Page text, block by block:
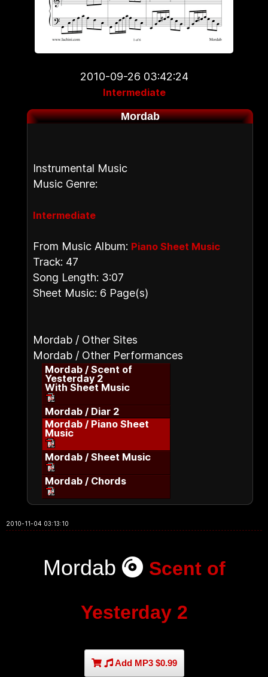
2010-09-26 03:42:24
Intermediate
Mordab
Instrumental Music
Music Genre:
Intermediate
From Music Album: Piano Sheet Music
Track: 47
Song Length: 3:07
Sheet Music: 6 Page(s)
Mordab / Other Sites
Mordab / Other Performances
Mordab / Scent of
Yesterday 2
With Sheet Music
Mordab / Diar 2
Mordab / Piano Sheet
Music
Mordab / Sheet Music
Mordab / Chords
2010-11-04 03:13:10
Mordab Scent of
Yesterday 2
Add MP3 $0.99